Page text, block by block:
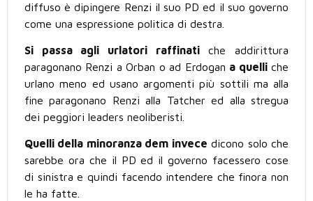
diffuso è dipingere Renzi il suo PD ed il suo governo
come una espressione politica di destra.
Si passa agli urlatori raffinatiche addirittura
paragonano Renzi a Orban o ad Erdogan a quelliche
urlano meno ed usano argomenti più sottili ma alla
fine paragonano Renzi alla Tatcher ed alla stregua
dei peggiori leaders neoliberisti.
Quelli della minoranza dem invece dicono solo che
sarebbe ora che il PD ed il governo facessero cose
di sinistra e quindi facendo intendere che finora non
le ha fatte.